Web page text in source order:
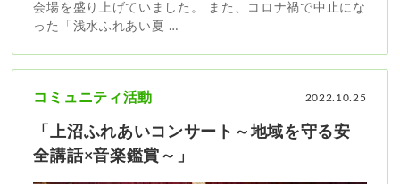
会場を盛り上げていました。 また、コロナ禍で中止にな
った「浅水ふれあい夏 …
2022.10.25
コミュニティ活動
「上沼ふれあいコンサート～地域を守る安
全講話×音楽鑑賞～」